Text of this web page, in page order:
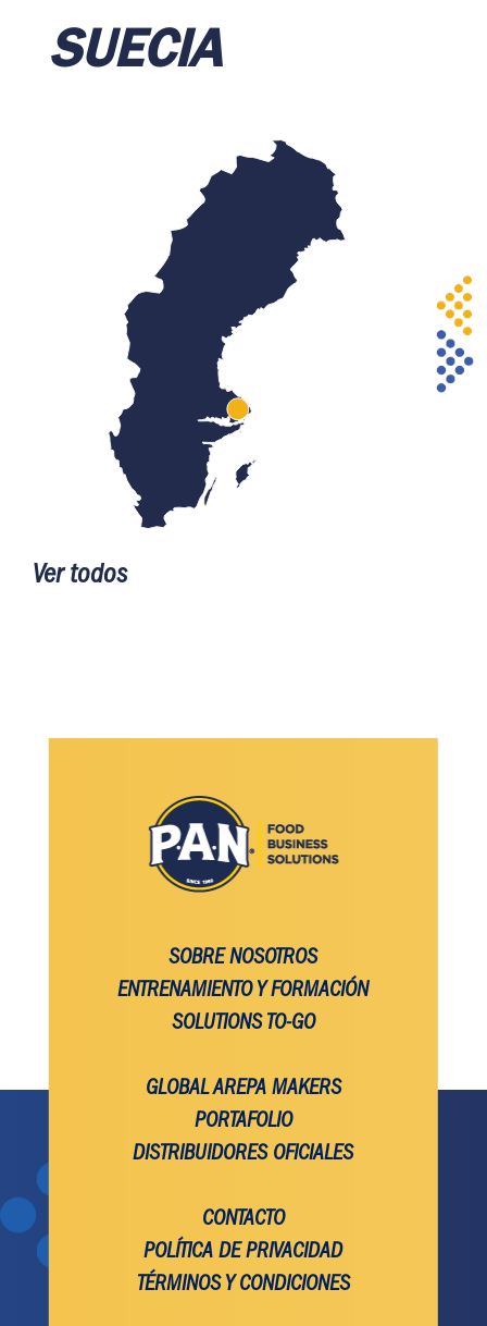
SUECIA
Ver todos
SOBRE NOSOTROS
ENTRENAMIENTO Y FORMACIÓN
SOLUTIONS TO-GO
GLOBAL AREPA MAKERS
PORTAFOLIO
DISTRIBUIDORES OFICIALES
CONTACTO
POLÍTICA DE PRIVACIDAD
TÉRMINOS Y CONDICIONES